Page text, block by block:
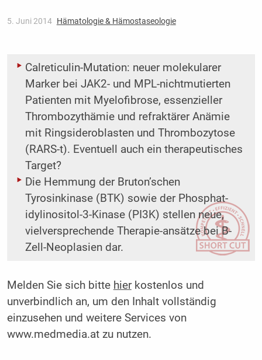
5. Juni 2014 Hämatologie & Hämostaseologie
Calreticulin-Mutation: neuer molekularer
Marker bei JAK2- und MPL-nichtmutierten
Patienten mit Myelofibrose, essenzieller
Thrombozythämie und refraktärer Anämie
mit Ringsideroblasten und Thrombozytose
(RARS-t). Eventuell auch ein therapeutisches
Target?
Die Hemmung der Bruton’schen
Tyrosinkinase (BTK) sowie der Phosphat-
idylinositol-3-Kinase (PI3K) stellen neue,
vielversprechende Therapie­-ansätze bei B-
Zell-Neoplasien dar.
Melden Sie sich bitte hierkostenlos und
unverbindlich an, um den Inhalt vollständig
einzusehen und weitere Services von
www.medmedia.at zu nutzen.